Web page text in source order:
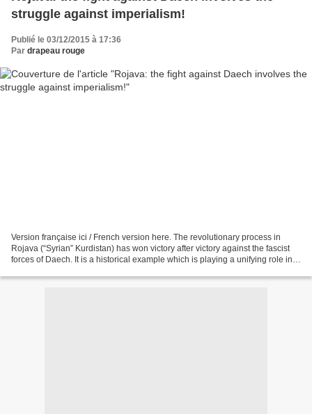
struggle against imperialism!
Publié le 03/12/2015 à 17:36
Par drapeau rouge
Version française ici / French version here. The revolutionary process in
Rojava (“Syrian” Kurdistan) has won victory after victory against the fascist
forces of Daech. It is a historical example which is playing a unifying role in